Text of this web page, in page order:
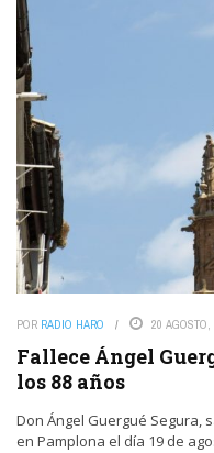
POR RADIO HARO 20 AGOSTO,
Fallece Ángel
los 88 años
Don Ángel Guergué Segura,
en Pamplona el día 19 de